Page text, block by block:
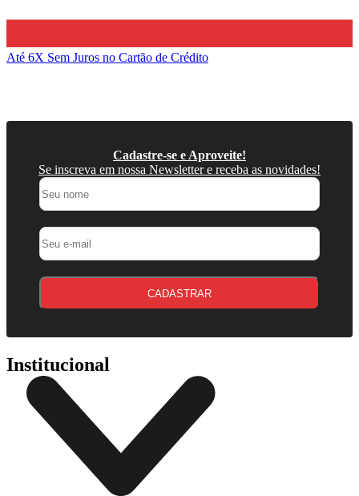
Até 6X Sem Juros no Cartão de Crédito
Cadastre-se e Aproveite!
Se inscreva em nossa Newsletter e receba as novidades!
CADASTRAR
Institucional